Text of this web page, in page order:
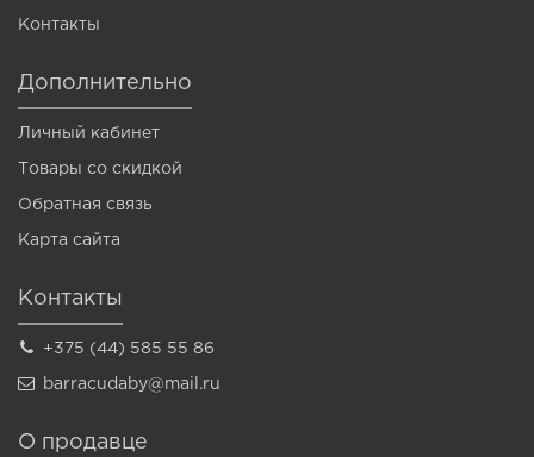
Контакты
Дополнительно
Личный кабинет
Товары со скидкой
Обратная связь
Карта сайта
Контакты
+375 (44) 585 55 86
barracudaby@mail.ru
О продавце